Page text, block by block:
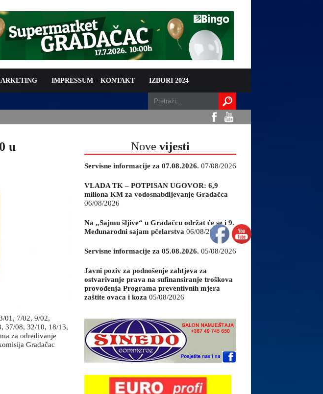
IMPRESSUM – KONTAKT IZBORI 2024
u
01, 7/02, 9/02,
37/08, 32/10, 18/13,
za određivanje
Gradačac
Nove vijesti
Servisne informacije za 07.08.2026. 07/08/2026
VLADA TK – POTPISAN UGOVOR: 6,9
miliona KM za vodosnabdijevanje Gradačca
06/08/2026
Na „Sajmu šljive“ u Gradačcu održat će se i 9.
Međunarodni sajam pčelarstva 06/08/2026
Servisne informacije za 05.08.2026. 05/08/2026
Javni poziv za podnošenje zahtjeva za
ostvarivanje prava na sufinansiranje troškova
provođenja Programa preventivnih mjera
zaštite ovaca i koza 05/08/2026